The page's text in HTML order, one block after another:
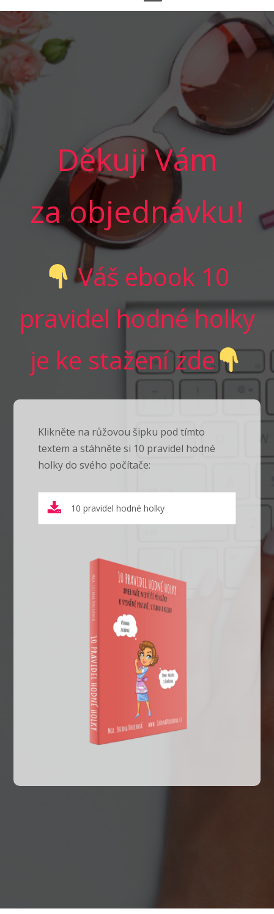
Děkuji Vám
za objednávku!
Váš ebook 10
pravidel hodné holky
je ke stažení zde
Klikněte na růžovou šipku pod tímto
textem a stáhněte si 10 pravidel hodné
holky do svého počítače:
10 pravidel hodné holky